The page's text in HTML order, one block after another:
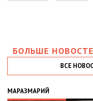
БОЛЬШЕ
ВСЕ
МАРАЗМАРИЙ